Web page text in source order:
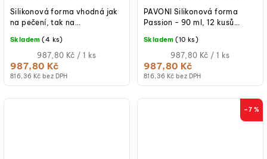
816,36 Kč bez DPH
987,80 Kč
Měrná
cena:
987,80 Kč / 1 ks
Skladem (4 ks)
Silikonová forma vhodná jak
na pečení, tak na
816,36 Kč bez DPH
987,80 Kč
Měrná
cena:
987,80 Kč / 1 ks
Skladem (10 ks)
PAVONI Silikonová forma
Passion - 90 ml, 12 kusů
90 ml, rozměr 71 x 66 x 38
–7 %